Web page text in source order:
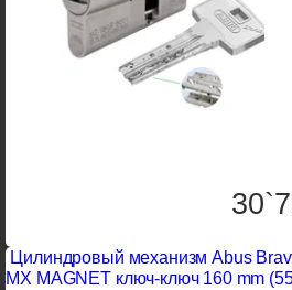
Цилиндровый механизм Abus
MX MAGNET ключ-ключ 160 mm